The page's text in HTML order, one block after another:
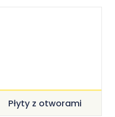
Płyty z otworami